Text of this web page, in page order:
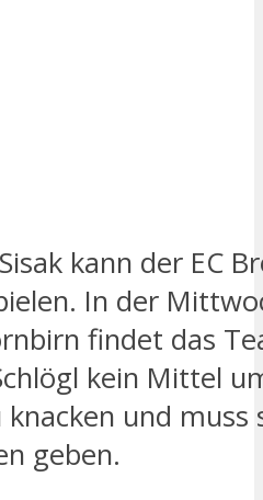
kann der EC
In der
findet das
kein Mittel
knacken und muss
geben.